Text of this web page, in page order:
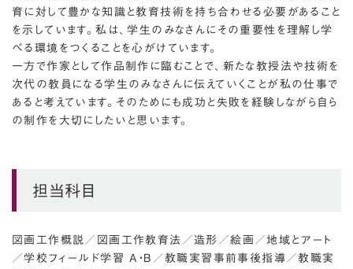
育に対して豊かな知識と教育技術を持ち合わせる必要があること
を示しています。私は、学生のみなさんにその重要性を理解し学
べる環境をつくることを心がけています。
一方で作家として作品制作に臨むことで、新たな教授法や技術を
次代の教員になる学生のみなさんに伝えていくことが私の仕事で
あると考えています。そのためにも成功と失敗を経験しながら自ら
の制作を大切にしたいと思います。
担当科目
図画工作概説 ／ 図画工作教育法 ／ 造形 ／絵画 ／地域とアート
／学校フィールド学習 A・B ／教職実習事前事後指導 ／教職実